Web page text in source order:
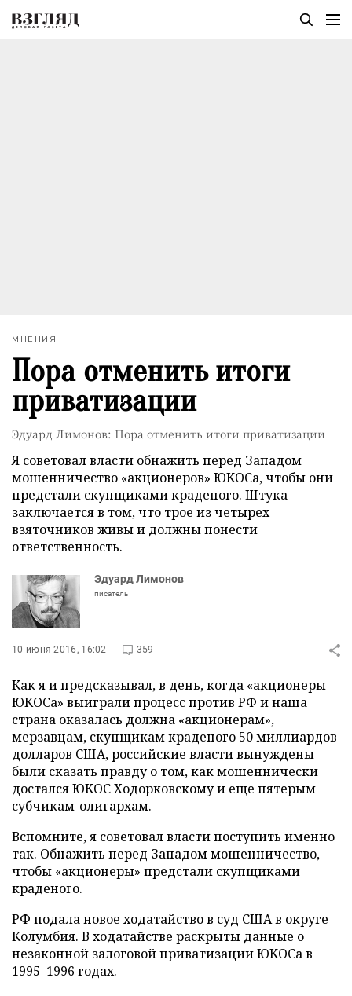
МНЕНИЯ
Пора отменить итоги
приватизации
Эдуард Лимонов: Пора отменить итоги приватизации
Я советовал власти обнажить перед Западом
мошенничество «акционеров» ЮКОСа, чтобы они
предстали скупщиками краденого. Штука
заключается в том, что трое из четырех
взяточников живы и должны понести
ответственность.
Эдуард Лимонов
писатель
10 июня 2016, 16:02 359
Как я и предсказывал, в день, когда «акционеры
ЮКОСа» выиграли процесс против РФ и наша
страна оказалась должна «акционерам»,
мерзавцам, скупщикам краденого 50 миллиардов
долларов США, российские власти вынуждены
были сказать правду о том, как мошеннически
достался ЮКОС Ходорковскому и еще пятерым
субчикам-олигархам.
Вспомните, я советовал власти поступить именно
так. Обнажить перед Западом мошенничество,
чтобы «акционеры» предстали скупщиками
краденого.
РФ подала новое ходатайство в суд США в округе
Колумбия. В ходатайстве раскрыты данные о
незаконной залоговой приватизации ЮКОСа в
1995–1996 годах.